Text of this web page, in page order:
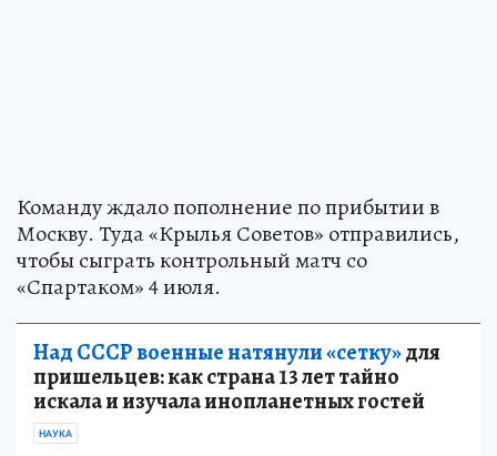
Команду ждало пополнение по прибытии в
Москву. Туда «Крылья Советов» отправились,
чтобы сыграть контрольный матч со
«Спартаком» 4 июля.
Над СССР военные натянули «сетку»для
пришельцев: как страна 13 лет тайно
искала и изучала инопланетных гостей
НАУКА